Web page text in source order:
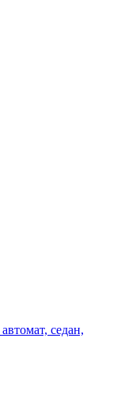
седан,